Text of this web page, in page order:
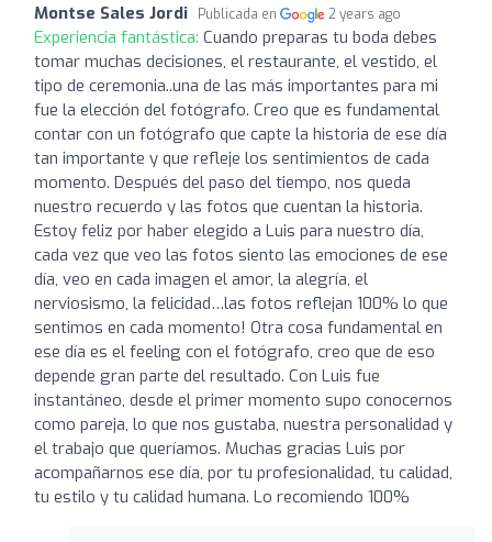
Montse Sales Jordi Publicada en 2 years ago
Experiencia fantástica: Cuando preparas tu boda debes
tomar muchas decisiones, el restaurante, el vestido, el
tipo de ceremonia..una de las más importantes para mi
fue la elección del fotógrafo. Creo que es fundamental
contar con un fotógrafo que capte la historia de ese día
tan importante y que refleje los sentimientos de cada
momento. Después del paso del tiempo, nos queda
nuestro recuerdo y las fotos que cuentan la historia.
Estoy feliz por haber elegido a Luis para nuestro día,
cada vez que veo las fotos siento las emociones de ese
día, veo en cada imagen el amor, la alegría, el
nerviosismo, la felicidad…las fotos reflejan 100% lo que
sentimos en cada momento! Otra cosa fundamental en
ese día es el feeling con el fotógrafo, creo que de eso
depende gran parte del resultado. Con Luis fue
instantáneo, desde el primer momento supo conocernos
como pareja, lo que nos gustaba, nuestra personalidad y
el trabajo que queríamos. Muchas gracias Luis por
acompañarnos ese día, por tu profesionalidad, tu calidad,
tu estilo y tu calidad humana. Lo recomiendo 100%